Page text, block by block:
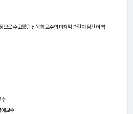
로 수고했던 신욱희 교수의 마지막 손길이 담긴 이 책
수
예교수